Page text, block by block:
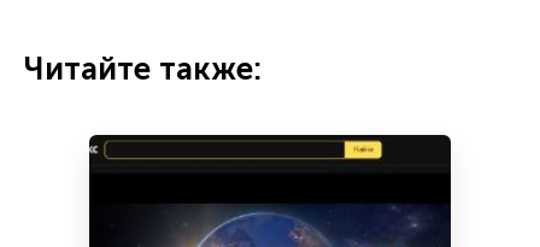
Читайте также: